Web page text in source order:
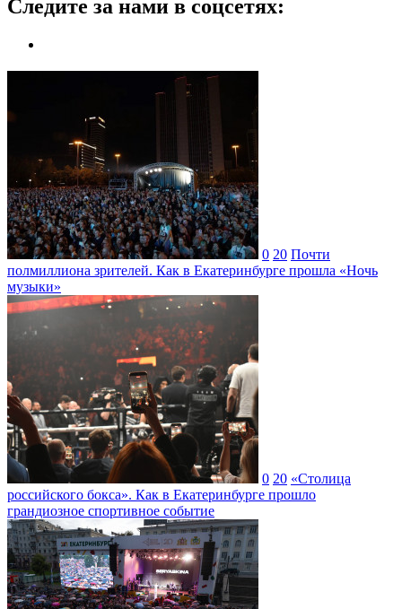
Следите за нами в соцсетях:
0 20 Почти
полмиллиона зрителей. Как в Екатеринбурге прошла «Ночь
музыки»
0 20 «Столица
российского бокса». Как в Екатеринбурге прошло
грандиозное спортивное событие